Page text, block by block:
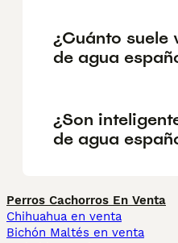
¿Cuánto suele
de agua
¿Son
de agua
Perros Cachorros En Venta
Chihuahua en venta
Bichón Maltés en venta